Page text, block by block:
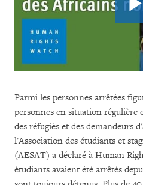
Parmi les personnes arrêtées
personnes en situation
des réfugiés et des demandeurs
l'Association des étudiants et
(AESAT) a déclaré à Human
étudiants avaient été arrêtés